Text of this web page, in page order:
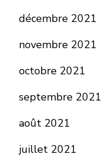
décembre 2021
novembre 2021
octobre 2021
septembre 2021
août 2021
juillet 2021